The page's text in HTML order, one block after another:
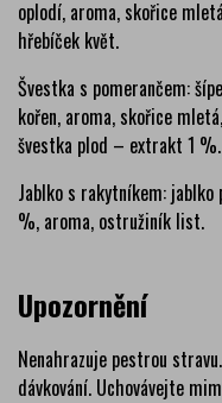
oplodí, aroma, skořice
hřebíček květ.
Švestka s pomerančem:
kořen, aroma, skořice
švestka plod – extrakt 1 %.
Jablko s rakytníkem:
%, aroma, ostružiník list.
Upozornění
Nenahrazuje pestrou
dávkování. Uchovávejte